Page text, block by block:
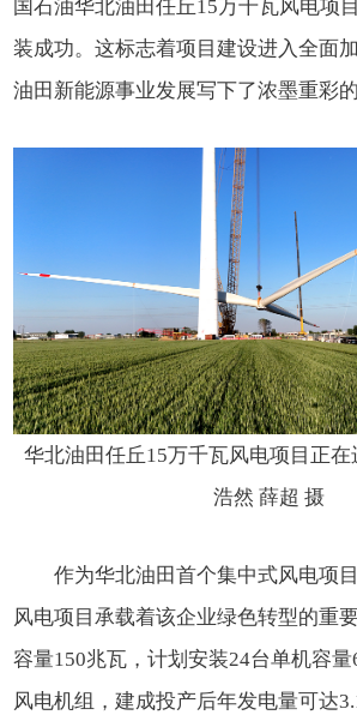
国石油华北油田任丘15万千瓦风电项
装成功。这标志着项目建设进入全面
油田新能源事业发展写下了浓墨重
华北油田任丘15万千瓦风电项目正
浩然 薛超 摄
作为华北油田首个集中式风电项目
风电项目承载着该企业绿色转型的重
容量150兆瓦，计划安装24台单机容
风电机组，建成投产后年发电量可达